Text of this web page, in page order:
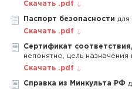
Скачать .pdf
Паспорт безопасности для
Скачать .pdf
Сертификат соответствия,
непонятно, цель назначения
Скачать .pdf
Справка из Минкульта РФ